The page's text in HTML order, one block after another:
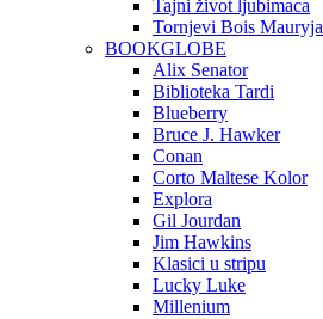
Tajni život ljubimaca
Tornjevi Bois Mauryja
BOOKGLOBE
Alix Senator
Biblioteka Tardi
Blueberry
Bruce J. Hawker
Conan
Corto Maltese Kolor
Explora
Gil Jourdan
Jim Hawkins
Klasici u stripu
Lucky Luke
Millenium